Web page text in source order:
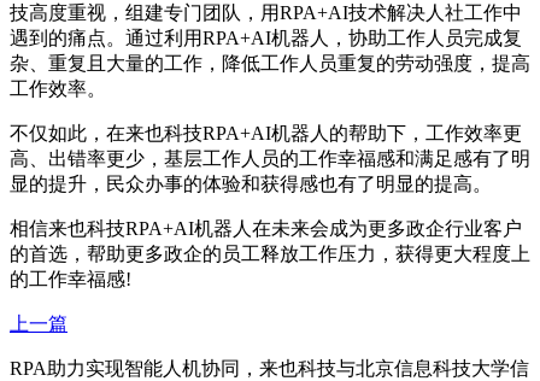
技高度重视，组建专门团队，用RPA+AI技术解决人社工作中
遇到的痛点。通过利用RPA+AI机器人，协助工作人员完成复
杂、重复且大量的工作，降低工作人员重复的劳动强度，提高
工作效率。
不仅如此，在来也科技RPA+AI机器人的帮助下，工作效率更
高、出错率更少，基层工作人员的工作幸福感和满足感有了明
显的提升，民众办事的体验和获得感也有了明显的提高。
相信来也科技RPA+AI机器人在未来会成为更多政企行业客户
的首选，帮助更多政企的员工释放工作压力，获得更大程度上
的工作幸福感!
上一篇
RPA助力实现智能人机协同，来也科技与北京信息科技大学信